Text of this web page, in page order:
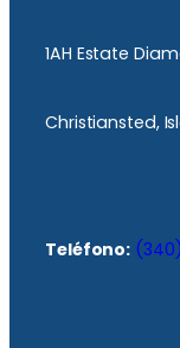
1AH Estate
Christiansted,
Teléfono: